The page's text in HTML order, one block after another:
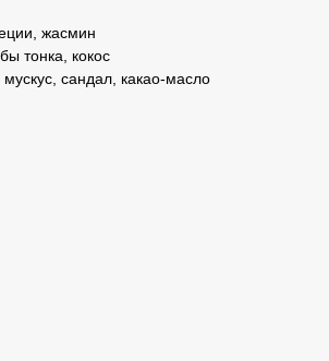
жасмин
тонка, кокос
сандал, какао-масло